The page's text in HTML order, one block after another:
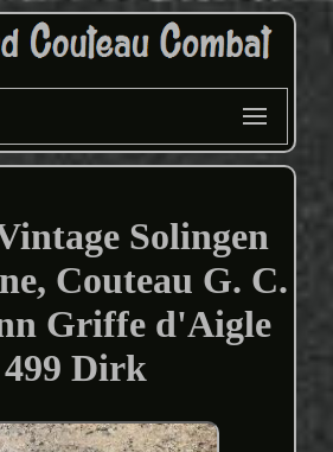
Solingen
Couteau G. C.
Griffe d'Aigle
499 Dirk